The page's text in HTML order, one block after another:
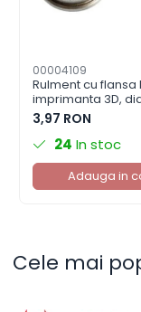
00004109
Rulment cu flansa
imprimanta 3D,
interior 2mm
3,97 RON
24 In stoc
Adauga in
Cele mai